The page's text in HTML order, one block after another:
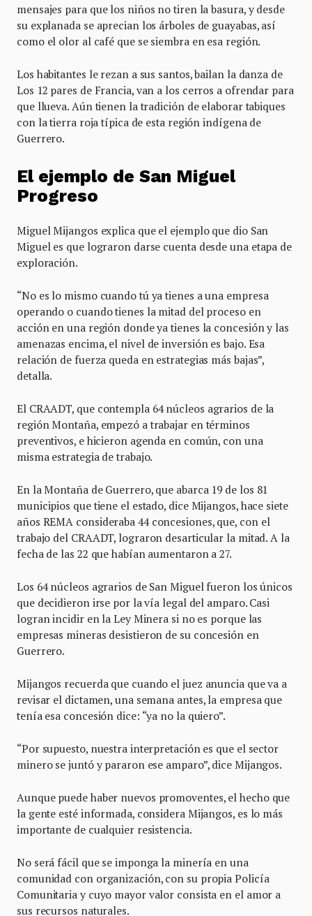
mensajes para que los niños no tiren la basura, y desde
su explanada se aprecian los árboles de guayabas, así
como el olor al café que se siembra en esa región.
Los habitantes le rezan a sus santos, bailan la danza de
Los 12 pares de Francia, van a los cerros a ofrendar para
que llueva. Aún tienen la tradición de elaborar tabiques
con la tierra roja típica de esta región indígena de
Guerrero.
El ejemplo de San Miguel
Progreso
Miguel Mijangos explica que el ejemplo que dio San
Miguel es que lograron darse cuenta desde una etapa de
exploración.
“No es lo mismo cuando tú ya tienes a una empresa
operando o cuando tienes la mitad del proceso en
acción en una región donde ya tienes la concesión y las
amenazas encima, el nivel de inversión es bajo. Esa
relación de fuerza queda en estrategias más bajas”,
detalla.
El CRAADT, que contempla 64 núcleos agrarios de la
región Montaña, empezó a trabajar en términos
preventivos, e hicieron agenda en común, con una
misma estrategia de trabajo.
En la Montaña de Guerrero, que abarca 19 de los 81
municipios que tiene el estado, dice Mijangos, hace siete
años REMA consideraba 44 concesiones, que, con el
trabajo del CRAADT, lograron desarticular la mitad. A la
fecha de las 22 que habían aumentaron a 27.
Los 64 núcleos agrarios de San Miguel fueron los únicos
que decidieron irse por la vía legal del amparo. Casi
logran incidir en la Ley Minera si no es porque las
empresas mineras desistieron de su concesión en
Guerrero.
Mijangos recuerda que cuando el juez anuncia que va a
revisar el dictamen, una semana antes, la empresa que
tenía esa concesión dice: “ya no la quiero”.
“Por supuesto, nuestra interpretación es que el sector
minero se juntó y pararon ese amparo”, dice Mijangos.
Aunque puede haber nuevos promoventes, el hecho que
la gente esté informada, considera Mijangos, es lo más
importante de cualquier resistencia.
No será fácil que se imponga la minería en una
comunidad con organización, con su propia Policía
Comunitaria y cuyo mayor valor consista en el amor a
sus recursos naturales.